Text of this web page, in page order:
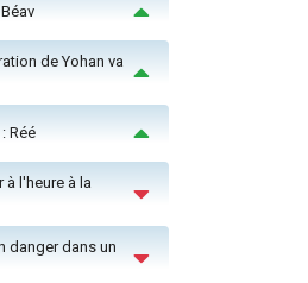
de Yohan va
Réé
à l'heure à la
danger dans un